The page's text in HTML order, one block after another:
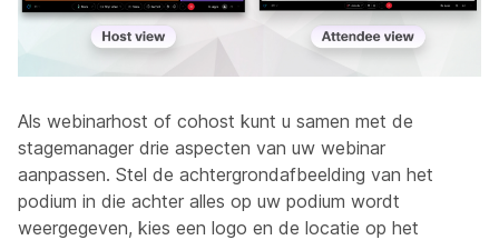
Als webinarhost of cohost kunt u samen met de
stagemanager drie aspecten van uw webinar
aanpassen. Stel de achtergrondafbeelding van het
podium in die achter alles op uw podium wordt
weergegeven, kies een logo en de locatie op het